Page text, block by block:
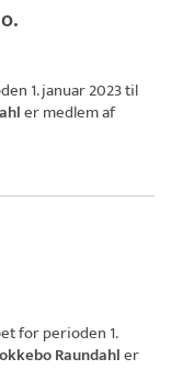
1. januar 2023 til
er medlem af
for perioden 1.
Raundahler